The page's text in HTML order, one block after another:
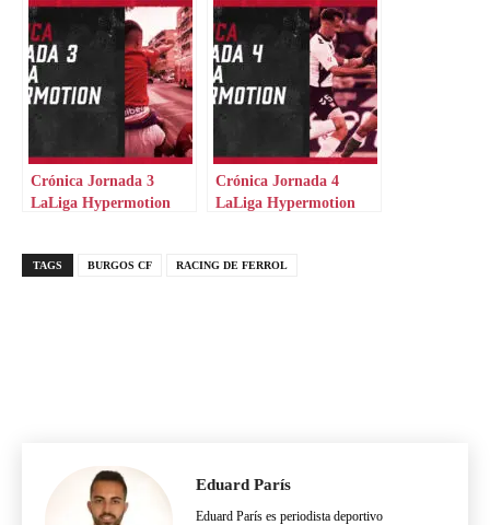
Crónica Jornada 3
LaLiga Hypermotion
Crónica Jornada 4
LaLiga Hypermotion
TAGS BURGOS CF RACING DE FERROL
Eduard París
Eduard París es periodista deportivo